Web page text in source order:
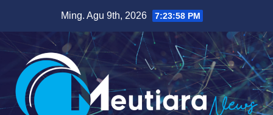
content
Ming. Agu 9th, 2026 7:23:59 PM